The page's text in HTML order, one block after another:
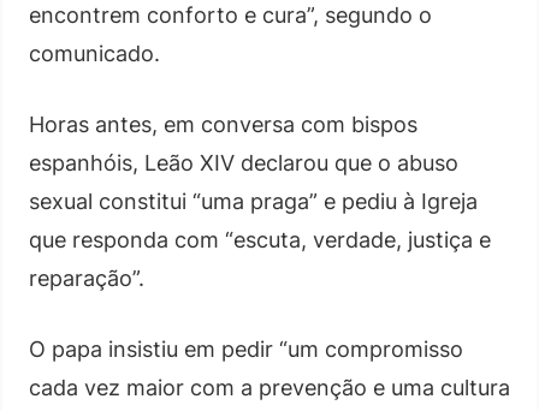
encontrem conforto e cura”, segundo o
comunicado.
Horas antes, em conversa com bispos
espanhóis, Leão XIV declarou que o abuso
sexual constitui “uma praga” e pediu à Igreja
que responda com “escuta, verdade, justiça e
reparação”.
O papa insistiu em pedir “um compromisso
cada vez maior com a prevenção e uma cultura